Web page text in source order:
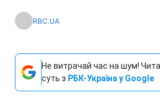
RBC.UA
Не витрачай час на шум!
суть з РБК-Україна у Google